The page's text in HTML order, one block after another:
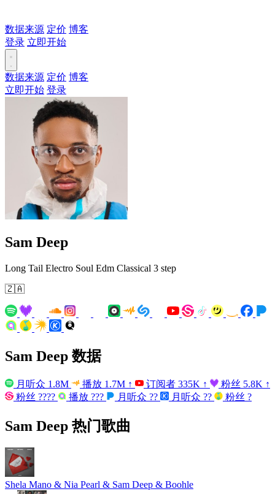
数据来源 定价 博客
登录 立即开始
数据来源 定价 博客
立即开始 登录
Sam Deep
Long Tail Electro Soul Edm Classical 3 step
🇿🇦
Sam Deep 数据
月听众 1.8M 播放 1.7M ↑ 订阅者 335K ↑ 粉丝 5.8K ↑
粉丝 ???? 播放 ??? 月听众 ?? 月听众 ?? 粉丝 ?
Sam Deep 热门歌曲
Shela Mano & Nia Pearl & Sam Deep & Boohle